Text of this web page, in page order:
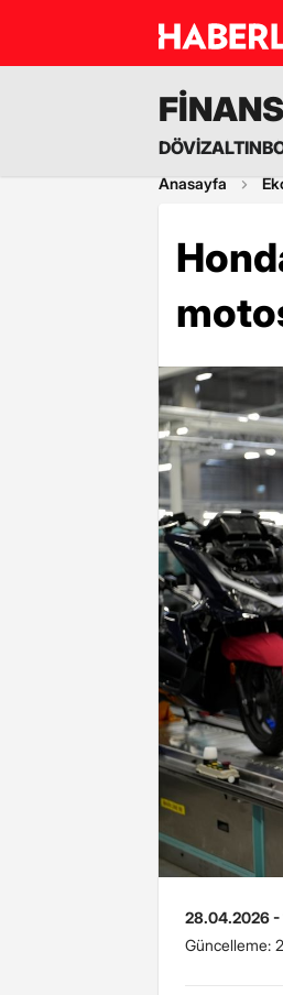
FİNANS
DÖVİZALTIN
Anasayfa
28.04.2026 -
Güncelleme: